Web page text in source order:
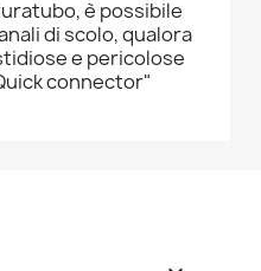
è possibile
di scolo, qualora
e pericolose
connector"